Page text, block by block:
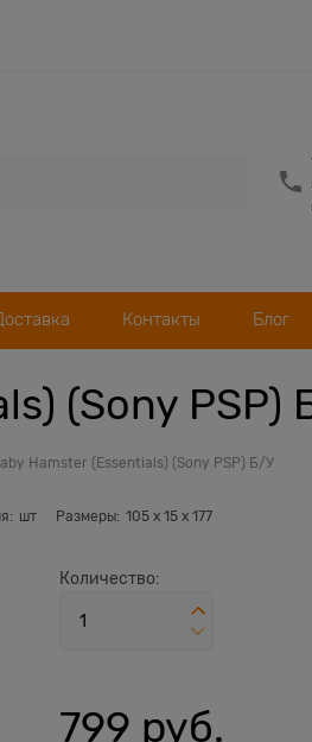
Контакты Блог
(Sony PSP)
Hamster (Essentials) (Sony PSP) Б/У
шт Размеры: 105x 15x 177
Количество:
799 руб.